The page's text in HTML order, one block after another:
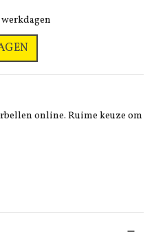
online. Ruime keuze om